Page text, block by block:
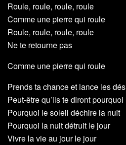
Roule, roule, roule, roule
Comme une pierre qui roule
Roule, roule, roule, roule
Ne te retourne pas
Comme une pierre qui roule
Prends ta chance et lance les dés
Peut-être qu’ils te diront pourquoi
Pourquoi le soleil déchire la nuit
Pourquoi la nuit détruit le jour
Vivre la vie au jour le jour